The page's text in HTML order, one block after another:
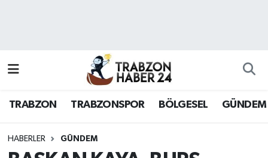
TRABZON TRABZONSPOR BÖLGESEL GÜNDEM
HABERLER GÜNDEM
Hava Durumu
Namaz Vakitleri
Trafik Durumu